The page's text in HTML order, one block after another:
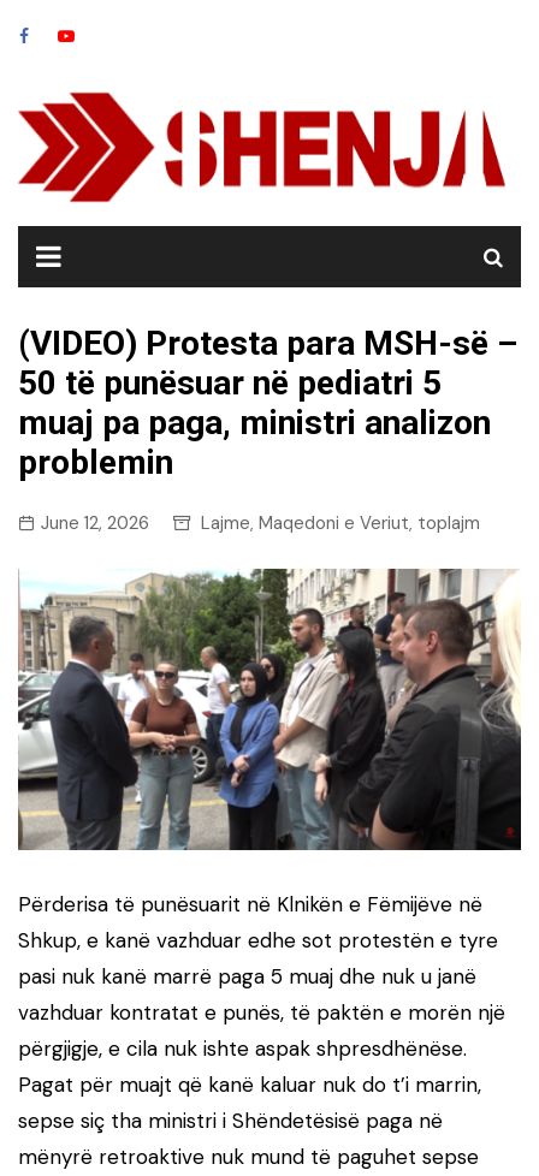
(VIDEO) Protesta para MSH-së –
50 të punësuar në pediatri 5
muaj pa paga, ministri analizon
problemin
June 12, 2026 Lajme, Maqedoni e Veriut, toplajm
Përderisa të punësuarit në Klnikën e Fëmijëve në
Shkup, e kanë vazhduar edhe sot protestën e tyre
pasi nuk kanë marrë paga 5 muaj dhe nuk u janë
vazhduar kontratat e punës, të paktën e morën një
përgjigje, e cila nuk ishte aspak shpresdhënëse.
Pagat për muajt që kanë kaluar nuk do t’i marrin,
sepse siç tha ministri i Shëndetësisë paga në
mënyrë retroaktive nuk mund të paguhet sepse